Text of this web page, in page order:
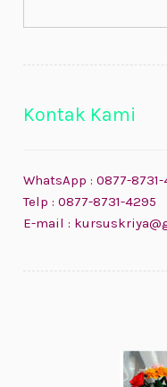
Kontak Kami
WhatsApp : 0877-
Telp : 0877-8731-4295
E-mail :